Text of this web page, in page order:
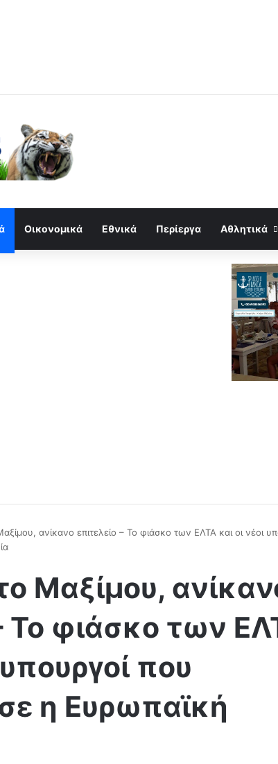
Οικονομικά Εθνικά Περίεργα Αθλητικά
ανίκανο επιτελείο – Το φιάσκο των ΕΛΤΑ και οι νέοι
Μαξίμου,
Το φιάσκο των
υπουργοί που
η Ευρωπαϊκή